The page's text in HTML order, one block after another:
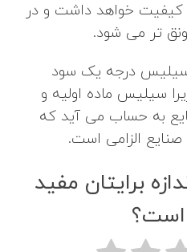
کیفیت خواهد داشت و در
تر می شود.
سیلیس درجه یک سود
سیلیس ماده اولیه و
به حساب می آید که
الزامی است.
برایتان مفید
است؟